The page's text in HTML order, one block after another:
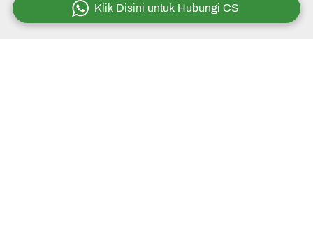
` Klik Disini untuk Hubungi CS